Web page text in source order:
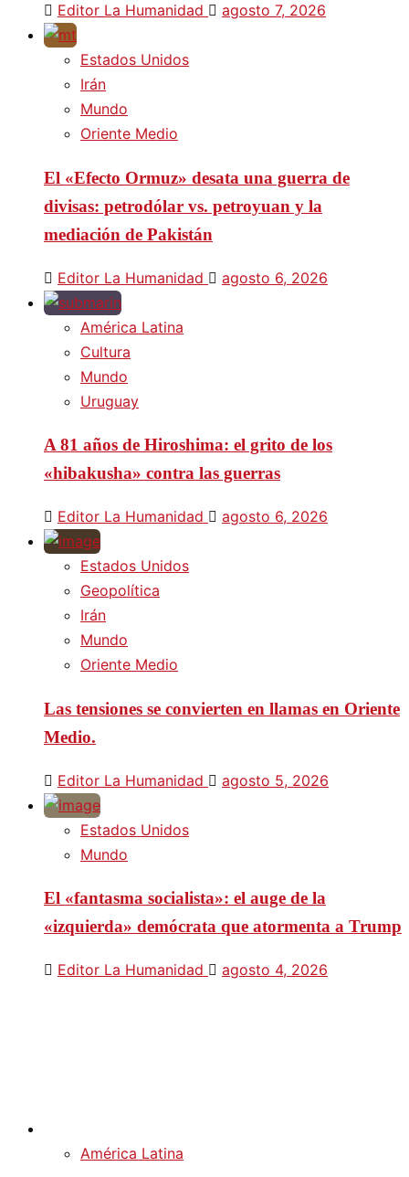
Editor La Humanidad agosto 7, 2026
Estados Unidos
Irán
Mundo
Oriente Medio
El «Efecto Ormuz» desata una guerra de
divisas: petrodólar vs. petroyuan y la
mediación de Pakistán
Editor La Humanidad agosto 6, 2026
América Latina
Cultura
Mundo
Uruguay
A 81 años de Hiroshima: el grito de los
«hibakusha» contra las guerras
Editor La Humanidad agosto 6, 2026
Estados Unidos
Geopolítica
Irán
Mundo
Oriente Medio
Las tensiones se convierten en llamas en Oriente
Medio.
Editor La Humanidad agosto 5, 2026
Estados Unidos
Mundo
El «fantasma socialista»: el auge de la
«izquierda» demócrata que atormenta a Trump
Editor La Humanidad agosto 4, 2026
América Latina